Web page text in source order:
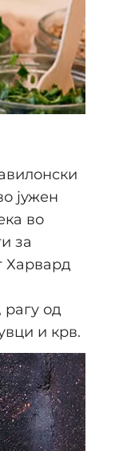
јужен
во
за
Харвард
рагу од
и крв.